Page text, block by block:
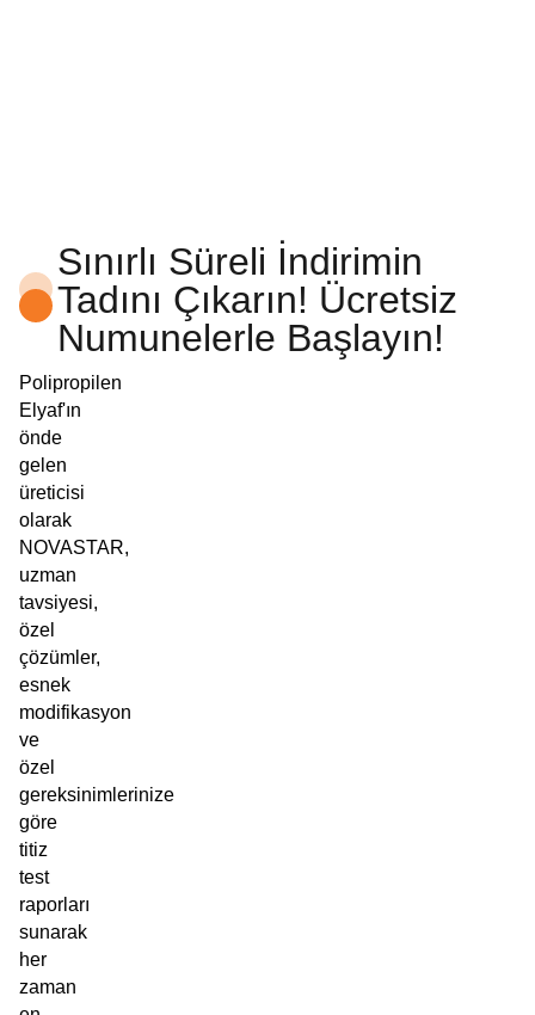
Sınırlı Süreli İndirimin
Tadını Çıkarın! Ücretsiz
Numunelerle Başlayın!
Polipropilen
Elyaf'ın
önde
gelen
üreticisi
olarak
NOVASTAR,
uzman
tavsiyesi,
özel
çözümler,
esnek
modifikasyon
ve
özel
gereksinimlerinize
göre
titiz
test
raporları
sunarak
her
zaman